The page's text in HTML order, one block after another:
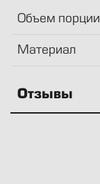
Объем порции
Материал
Отзывы